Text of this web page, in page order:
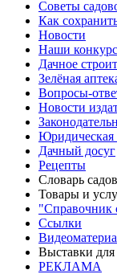
Советы
Как
Новости
Наши
Дачное
Зелёная
Вопросы-
Новости
Юридическая
Дачный досуг
Рецепты
Словарь
Товары и
"Справочник
Ссылки
Выставки для
РЕКЛАМА